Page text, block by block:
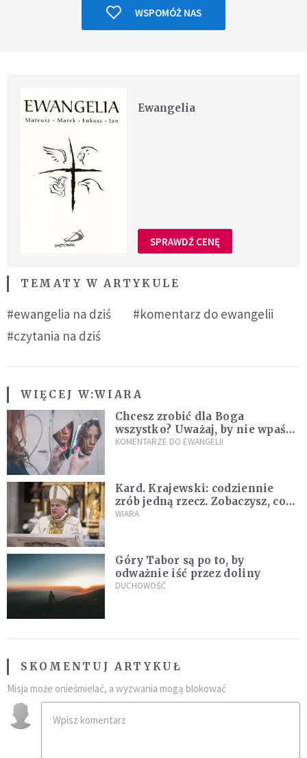
WSPOMÓŻ NAS
Ewangelia
SPRAWDŹ CENĘ
TEMATY W ARTYKULE
#ewangelia na dziś
#komentarz do ewangelii
#czytania na dziś
WIĘCEJ W:WIARA
Chcesz zrobić dla Boga
wszystko? Uważaj, by nie wpaść
w groźną pułapkę
KOMENTARZE DO EWANGELII
Kard. Krajewski: codziennie
zrób jedną rzecz. Zobaczysz, co
stanie się z twoim życiem
WIARA
Góry Tabor są po to, by
odważnie iść przez doliny
DUCHOWOŚĆ
SKOMENTUJ ARTYKUŁ
Misja może onieśmielać, a wyzwania mogą blokować